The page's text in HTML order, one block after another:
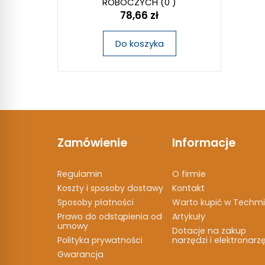
78,66 zł
Do koszyka
Zamówienie
Regulamin
Koszty i sposoby dostawy
Sposoby płatności
Prawo do odstąpienia od
umowy
Polityka prywatności
Gwarancja
Informacje
O firmie
Kontakt
Warto kupić w
Artykuły
Dotacje na zakup
narzędzi i